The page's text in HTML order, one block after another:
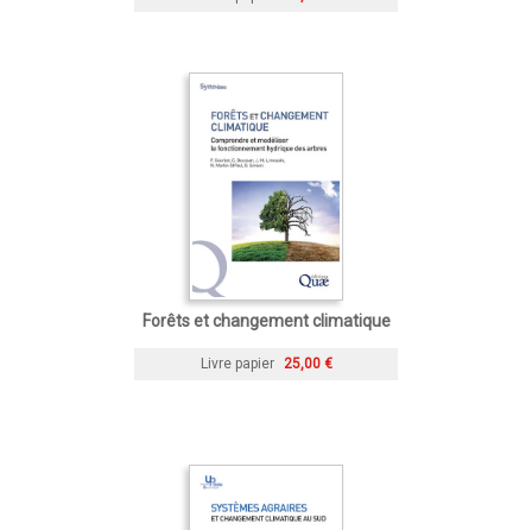
Forêts et changement climatique
Livre papier 25,00 €